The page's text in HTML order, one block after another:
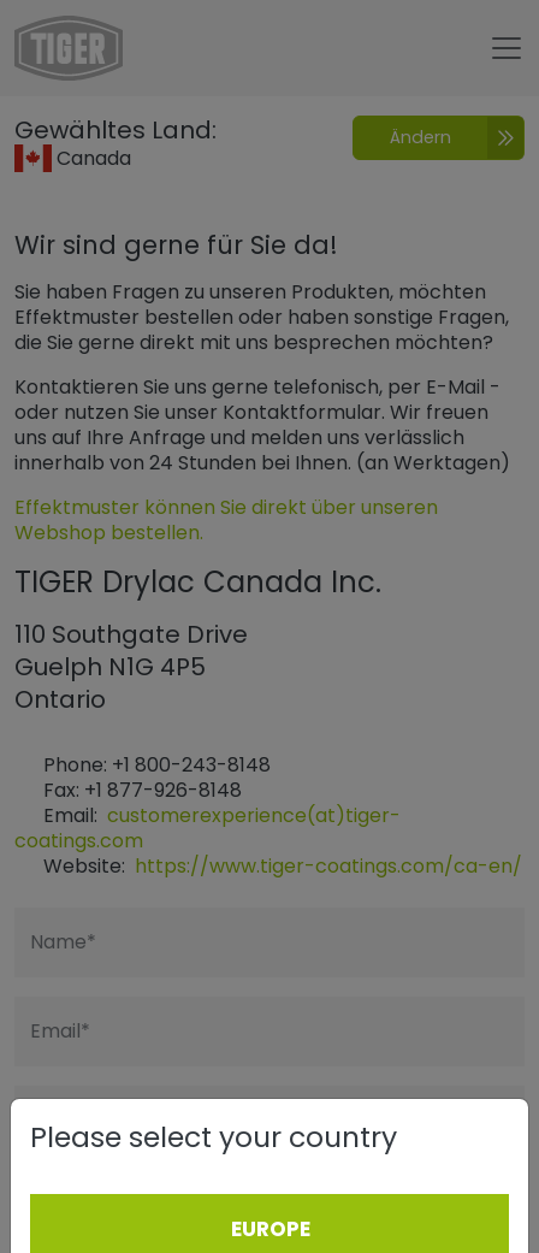
Untermenü öffnen für „www.tiger-coatings.com“
Kontakt
Gewähltes Land:
Canada
Ändern
Wir sind gerne für Sie da!
Sie haben Fragen zu unseren Produkten, möchten
Effektmuster bestellen oder haben sonstige Fragen,
die Sie gerne direkt mit uns besprechen möchten?
Kontaktieren Sie uns gerne telefonisch, per E-Mail -
oder nutzen Sie unser Kontaktformular. Wir freuen
uns auf Ihre Anfrage und melden uns verlässlich
innerhalb von 24 Stunden bei Ihnen. (an Werktagen)
Effektmuster können Sie direkt über unseren
Webshop bestellen.
TIGER Drylac Canada Inc.
110 Southgate Drive
Guelph N1G 4P5
Ontario
Phone: +1 800-243-8148
Fax: +1 877-926-8148
Email: customerexperience(at)tiger-
coatings.com
Website: https://www.tiger-coatings.com/ca-en/
Name*
Email*
Adresse
Please select your country
EUROPE